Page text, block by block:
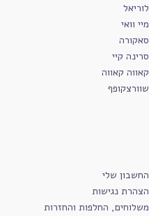
לוריאל
מיי וואי
סאקורה
סרינה קיי
קאווה קאווה
שוורצקופף
החשבון שלי
הצהרת נגישות
משלוחים, החלפות והחזרות